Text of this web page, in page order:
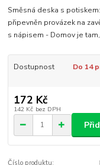
Směsná deska s
připevněn provázek na
s nápisem - Domov je
Dostupnost Do 14
172 Kč
142 Kč bez DPH
Číslo produktu: